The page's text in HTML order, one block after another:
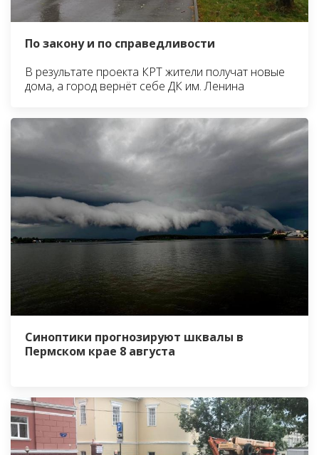
По закону и по справедливости
В результате проекта КРТ жители получат новые
дома, а город вернёт себе ДК им. Ленина
Синоптики прогнозируют шквалы в
Пермском крае 8 августа